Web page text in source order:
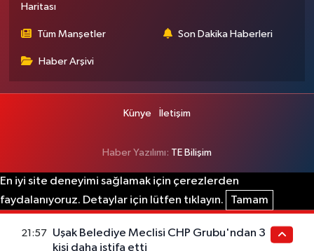
Haritası
Tüm Manşetler Son Dakika Haberleri
Haber Arşivi
Künye İletişim
Haber Yazılımı: TE Bilişim
En iyi site deneyimi sağlamak için çerezlerden
faydalanıyoruz. Detaylar için lütfen tıklayın.
Tamam
21:57
Uşak Belediye Meclisi CHP Grubu'ndan 3
kişi daha istifa etti